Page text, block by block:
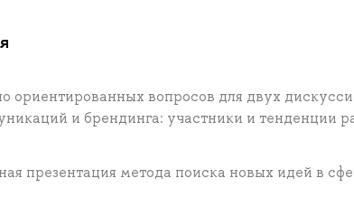
ориентированных вопросов для двух
и брендинга: участники и тенденции
презентация метода поиска новых идей в